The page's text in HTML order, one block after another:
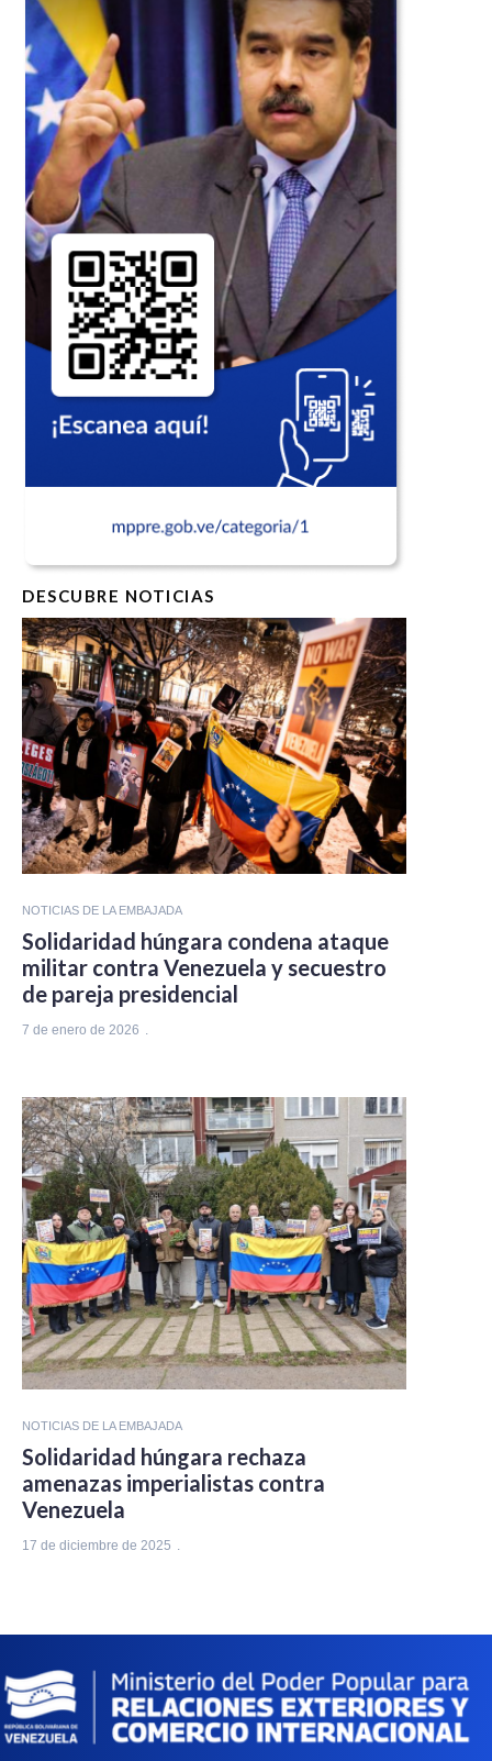
DESCUBRE NOTICIAS
NOTICIAS DE LA EMBAJADA
Solidaridad húngara condena ataque
militar contra Venezuela y secuestro
de pareja presidencial
7 de enero de 2026
NOTICIAS DE LA EMBAJADA
Solidaridad húngara rechaza
amenazas imperialistas contra
Venezuela
17 de diciembre de 2025